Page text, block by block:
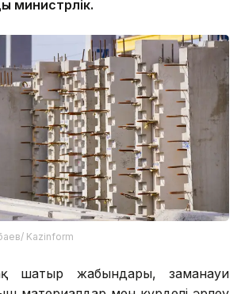
министрлік.
Kazinform
шатыр жабындары, заманауи